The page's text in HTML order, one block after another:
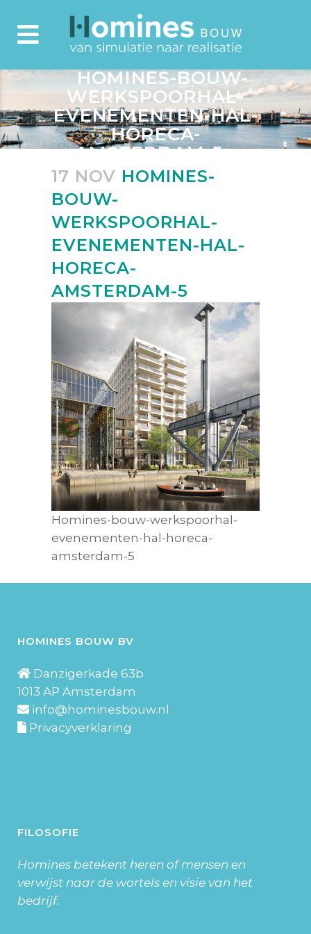
HOMINES-BOUW-
WERKSPOORHAL-
EVENEMENTEN-HAL-
HORECA-
AMSTERDAM-5
17 NOV HOMINES-
BOUW-
WERKSPOORHAL-
EVENEMENTEN-HAL-
HORECA-
AMSTERDAM-5
Homines-bouw-werkspoorhal-
evenementen-hal-horeca-
amsterdam-5
HOMINES BOUW BV
Danzigerkade 63b
1013 AP Amsterdam
info@hominesbouw.nl
Privacyverklaring
FILOSOFIE
Homines betekent heren of mensen en
verwijst naar de wortels en visie van het
bedrijf.